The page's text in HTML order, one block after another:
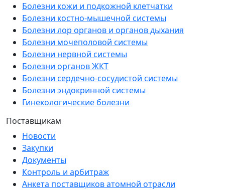
Болезни кожи и подкожной клетчатки
Болезни костно-мышечной системы
Болезни лор органов и органов дыхания
Болезни мочеполовой системы
Болезни нервной системы
Болезни органов ЖКТ
Болезни сердечно-сосудистой системы
Болезни эндокринной системы
Гинекологические болезни
Поставщикам
Новости
Закупки
Документы
Контроль и арбитраж
Анкета поставщиков атомной отрасли